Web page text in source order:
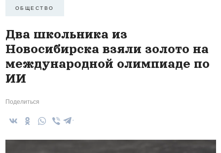
ОБЩЕСТВО
Два школьника из
Новосибирска взяли золото на
международной олимпиаде по
ИИ
Поделиться